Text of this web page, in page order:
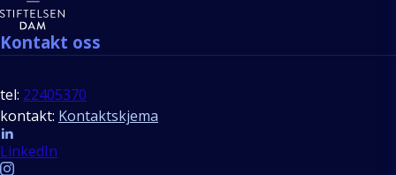
Kontakt oss
tel: 22405370
kontakt: Kontaktskjema
Follow us
LinkedIn